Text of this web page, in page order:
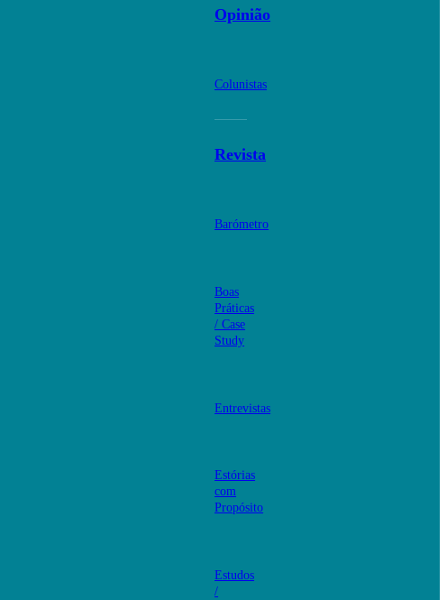
Opinião
Colunistas
Revista
Barómetro
Boas
Práticas
/ Case
Study
Entrevistas
Estórias
com
Propósito
Estudos
/